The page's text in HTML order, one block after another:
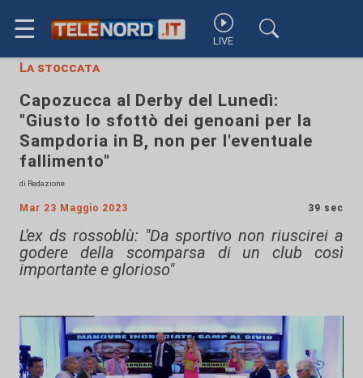
☰ LIVE
La stoccata
Capozucca al Derby del Lunedì:
"Giusto lo sfottò dei genoani per la
Sampdoria in B, non per l'eventuale
fallimento"
di Redazione
Mar 23 Maggio 2023 39 sec
L'ex ds rossoblù: "Da sportivo non riuscirei a
godere della scomparsa di un club così
importante e glorioso"